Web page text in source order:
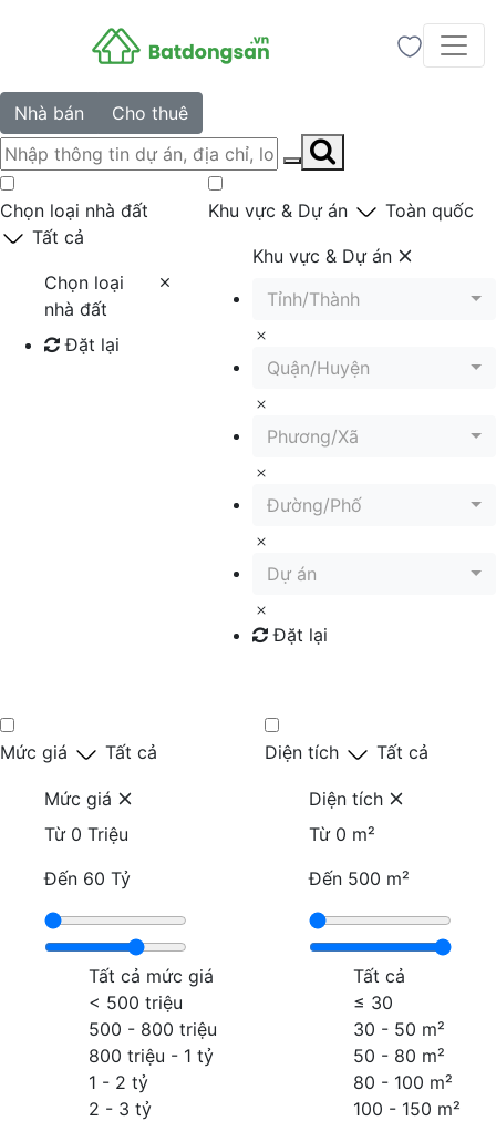
Nhà bán Cho thuê
Chọn loại nhà đất
Tất cả
Chọn loại
nhà đất
Đặt lại
Khu vực & Dự án Toàn quốc
Khu vực & Dự án
Tỉnh/Thành
Quận/Huyện
Phương/Xã
Đường/Phố
Dự án
Đặt lại
Mức giá Tất cả
Mức giá
Từ 0 Triệu
Đến 60 Tỷ
Tất cả mức giá
< 500 triệu
500 - 800 triệu
800 triệu - 1 tỷ
1 - 2 tỷ
2 - 3 tỷ
Diện tích Tất cả
Diện tích
Từ 0 m²
Đến 500 m²
Tất cả
≤ 30
30 - 50 m²
50 - 80 m²
80 - 100 m²
100 - 150 m²